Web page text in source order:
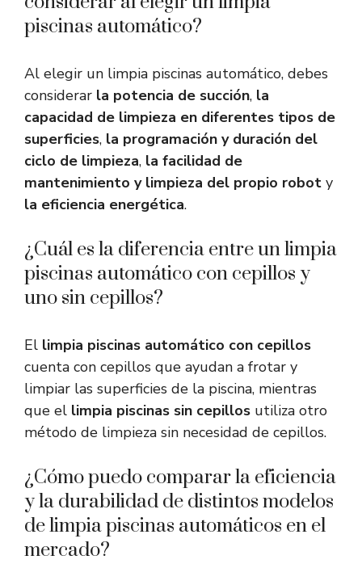
piscinas automático?
Al elegir un limpia piscinas automático, debes
considerar la potencia de succión, la
capacidad de limpieza en diferentes tipos de
superficies, la programación y duración del
ciclo de limpieza, la facilidad de
mantenimiento y limpieza del propio robot y
la eficiencia energética.
¿Cuál es la diferencia entre un limpia
piscinas automático con cepillos y
uno sin cepillos?
El limpia piscinas automático con cepillos
cuenta con cepillos que ayudan a frotar y
limpiar las superficies de la piscina, mientras
que el limpia piscinas sin cepillos utiliza otro
método de limpieza sin necesidad de cepillos.
¿Cómo puedo comparar la eficiencia
y la durabilidad de distintos modelos
de limpia piscinas automáticos en el
mercado?